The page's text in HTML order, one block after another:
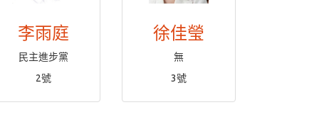
李雨庭
民主進步黨
2號
徐佳瑩
無
3號